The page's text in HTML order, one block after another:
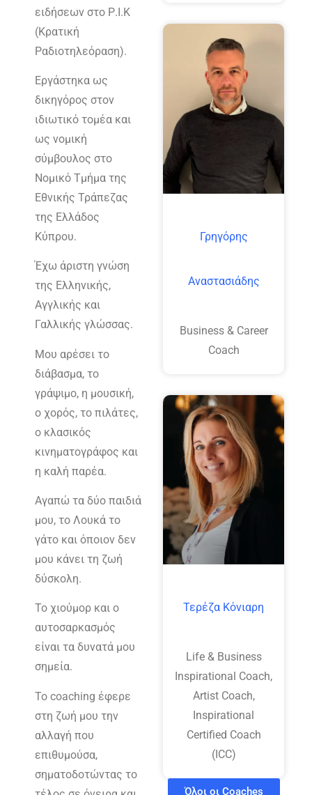
ειδήσεων στο Ρ.Ι.Κ
(Κρατική
Ραδιοτηλεόραση).
Εργάστηκα ως
δικηγόρος στον
ιδιωτικό τομέα και
ως νομική
σύμβουλος στο
Νομικό Τμήμα της
Εθνικής Τράπεζας
της Ελλάδος
Κύπρου.
Έχω άριστη γνώση
της Ελληνικής,
Αγγλικής και
Γαλλικής γλώσσας.
Μου αρέσει το
διάβασμα, το
γράψιμο, η μουσική,
ο χορός, το πιλάτες,
ο κλασικός
κινηματογράφος και
η καλή παρέα.
Αγαπώ τα δύο παιδιά
μου, το Λουκά το
γάτο και όποιον δεν
μου κάνει τη ζωή
δύσκολη.
Το χιούμορ και ο
αυτοσαρκασμός
είναι τα δυνατά μου
σημεία.
Το coaching έφερε
στη ζωή μου την
αλλαγή που
επιθυμούσα,
σηματοδοτώντας το
Γρηγόρης
Αναστασιάδης
Business & Career
Coach
Τερέζα Κόνιαρη
Life & Business
Inspirational Coach,
Artist Coach,
Inspirational
Certified Coach
(ICC)
Όλοι οι Coaches